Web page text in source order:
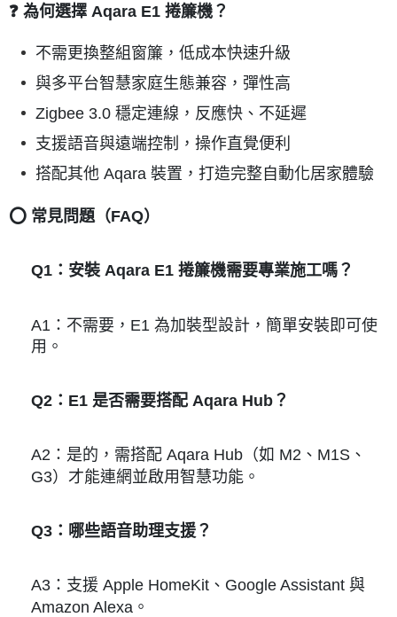
❓ 為何選擇 Aqara E1 捲簾機？
不需更換整組窗簾，低成本快速升級
與多平台智慧家庭生態兼容，彈性高
Zigbee 3.0 穩定連線，反應快、不延遲
支援語音與遠端控制，操作直覺便利
搭配其他 Aqara 裝置，打造完整自動化居家體驗
⭕️ 常見問題（FAQ）
Q1：安裝 Aqara E1 捲簾機需要專業施工嗎？
A1：不需要，E1 為加裝型設計，簡單安裝即可使
用。
Q2：E1 是否需要搭配 Aqara Hub？
A2：是的，需搭配 Aqara Hub（如 M2、M1S、
G3）才能連網並啟用智慧功能。
Q3：哪些語音助理支援？
A3：支援 Apple HomeKit、Google Assistant 與
Amazon Alexa。